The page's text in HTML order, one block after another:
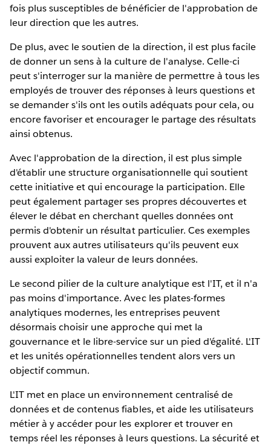
fois plus susceptibles de bénéficier de l'approbation de
leur direction que les autres.
De plus, avec le soutien de la direction, il est plus facile
de donner un sens à la culture de l'analyse. Celle-ci
peut s'interroger sur la manière de permettre à tous les
employés de trouver des réponses à leurs questions et
se demander s'ils ont les outils adéquats pour cela, ou
encore favoriser et encourager le partage des résultats
ainsi obtenus.
Avec l'approbation de la direction, il est plus simple
d'établir une structure organisationnelle qui soutient
cette initiative et qui encourage la participation. Elle
peut également partager ses propres découvertes et
élever le débat en cherchant quelles données ont
permis d'obtenir un résultat particulier. Ces exemples
prouvent aux autres utilisateurs qu'ils peuvent eux
aussi exploiter la valeur de leurs données.
Le second pilier de la culture analytique est l'IT, et il n'a
pas moins d'importance. Avec les plates-formes
analytiques modernes, les entreprises peuvent
désormais choisir une approche qui met la
gouvernance et le libre-service sur un pied d'égalité. L'IT
et les unités opérationnelles tendent alors vers un
objectif commun.
L'IT met en place un environnement centralisé de
données et de contenus fiables, et aide les utilisateurs
métier à y accéder pour les explorer et trouver en
temps réel les réponses à leurs questions. La sécurité et